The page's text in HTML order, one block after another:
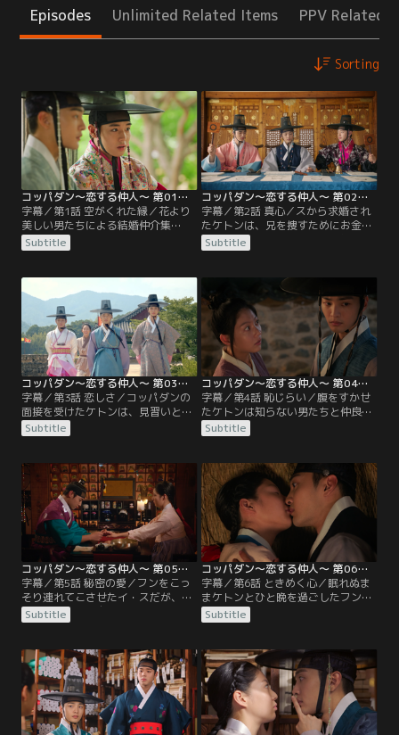
Episodes Unlimited Related Items PPV Related
Sorting
コッパダン～恋する仲人～ 第01話／字幕
字幕／第1話 空がくれた縁／花より
美しい男たちによる結婚仲介集
団“コッパダン”。コッパダンはオ大
監の娘の結婚の仲介を依頼される
めてしまうことに。一方、鍛冶職人
のキム・スはケトンとの結婚の仲介
をコッパダンのマ・フンに依頼する
が、何度も断られてしまう。そんな
中、コッパダンはケトンが広めたう
わさのせいで…。
Subtitle
コッパダン～恋する仲人～ 第02話／字幕
字幕／第2話 真心／スから求婚され
たケトンは、兄を捜すためにお金を
使い果たしてしまい、結婚は無理だ
と断る。しかしスは、ケトンの荷も
しい言葉を聞きケトンは結婚を決め
る。婚礼の準備が滞りなく行われる
中、スは母のかんざしを家に置き忘
れたことに気付く。急いで取りに戻
るのだが、そこで何者かに襲われ連
れていかれる。
Subtitle
コッパダン～恋する仲人～ 第03話／字幕
字幕／第3話 恋しさ／コッパダンの
面接を受けたケトンは、見習いとし
て働くことになる。マ・フンはケト
ンに、共にイ・スを捜すことを約束
イ・スは、ケトンに会うことができ
ず途方に暮れていた。一方、客足の
減ったコッパダンに縁組みの依頼が
舞い込むが、フンのやり方にケトン
は納得がいかない。
Subtitle
コッパダン～恋する仲人～ 第04話／字幕
字幕／第4話 恥じらい／腹をすかせ
たケトンは知らない男たちと仲良く
なり、ごちそうしてもらうことに。
そこにケトンを心配して捜しに来た
ちに囲まれていると勘違いしたフン
は、自分を夫だと言う。結局ケトン
を連れて帰りながら、自分のそばに
いろと言うのだった。一方、科挙に
首席で合格したイ・ヒョンギュの縁
談を任されたコッパダン。
Subtitle
コッパダン～恋する仲人～ 第05話／字幕
字幕／第5話 秘密の愛／フンをこっ
そり連れてこさせたイ・スだが、頭
の良いフンには自分が王であること
を見抜かれてしまう。ケトンをそば
ンは冷たくケトンのことを忘れろと
言い放つ。フンにケトンを守ってほ
しいと頼むイ・ス。一方、ジヨンと
の結婚を決心したヒョンギュは、母
親に彼女との結婚を認めてほしいと
頼むが、母親は納得しない。
Subtitle
コッパダン～恋する仲人～ 第06話／字幕
字幕／第6話 ときめく心／眠れぬま
まケトンとひと晩を過ごしたフン。
翌朝、矢じりを売ったならず者の手
下がねずみ取りに引っ掛かっている
と毒が回って死んでしまうと脅し、
聞き出すことに成功する。ならず者
と会い、矢じりを誰に売ったのか聞
き出そうとしたフンだが、口を割ら
ないままならず者は捕まってしま
う。
Subtitle